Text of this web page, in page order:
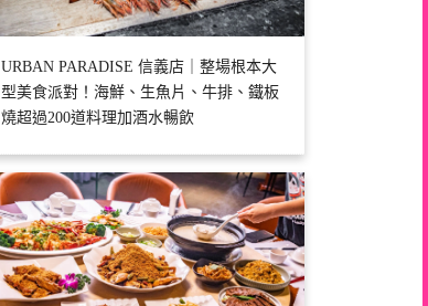
URBAN PARADISE 信義店｜整場根本大
型美食派對！海鮮、生魚片、牛排、鐵板
燒超過200道料理加酒水暢飲